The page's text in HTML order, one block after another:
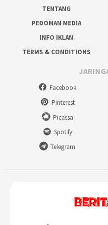
TENTANG
PEDOMAN MEDIA
INFO IKLAN
TERMS & CONDITIONS
Facebook
Pinterest
Picassa
Spotify
Telegram